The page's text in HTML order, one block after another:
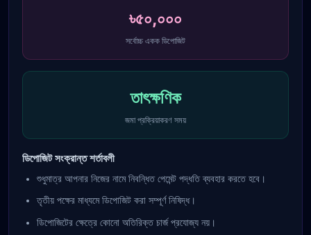
৳৫০,০০০
সর্বোচ্চ একক ডিপোজিট
তাৎক্ষণিক
জমা প্রক্রিয়াকরণ সময়
ডিপোজিট সংক্রান্ত শর্তাবলী
শুধুমাত্র আপনার নিজের নামে নিবন্ধিত পেমেন্ট পদ্ধতি ব্যবহার করতে হবে।
তৃতীয় পক্ষের মাধ্যমে ডিপোজিট করা সম্পূর্ণ নিষিদ্ধ।
ডিপোজিটের ক্ষেত্রে কোনো অতিরিক্ত চার্জ প্রযোজ্য নয়।